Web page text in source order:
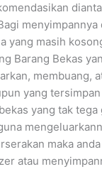
yang masih
Barang Bekas
membuang,
yang
yang tak
maka
atau